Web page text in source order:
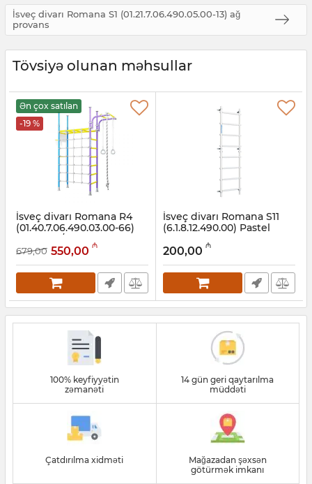
İsveç divarı Romana S1 (01.21.7.06.490.05.00-13) ağ
provans
Tövsiyə olunan məhsullar
Ən çox satılan
-19 %
İsveç divarı Romana R4
(01.40.7.06.490.03.00-66)
yasəmən/mavi
Artikul: 001002047
679,00 550,00 ₼
İsveç divarı Romana S11
(6.1.8.12.490.00) Pastel
001002045
200,00 ₼
100% keyfiyyətin
zəmanəti
14 gün geri qaytarılma
müddəti
Çatdırılma xidməti
Mağazadan şəxsən
götürmək imkanı